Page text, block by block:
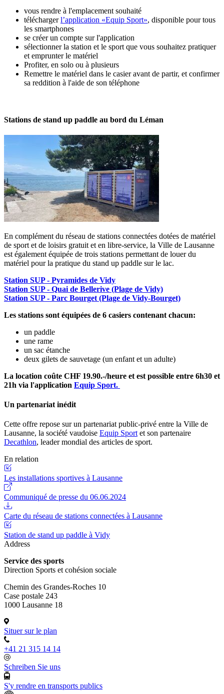
vous rendre à l'emplacement souhaité
téléchargerl’application «Equip Sport», disponible pour tous
les smartphones
se créer un compte sur l'application
sélectionner la station et le sport que vous souhaitez pratiquer
et emprunter le matériel
Profiter, en solo ou à plusieurs
Remettre le matériel dans le casier avant de partir, et confirmer
sa reddition à l'aide de son téléphone
Stations de stand up paddle au bord du Léman
En complément du réseau de stations connectées dotées de matériel
de sport et de loisirs gratuit et en libre-service, la Ville de Lausanne
est également équipée de trois stations permettant de louer du
matériel pour la pratique du stand up paddle sur le lac.
Station SUP - Pyramides de Vidy
Station SUP - Quai de Bellerive (Plage de Vidy)
Station SUP - Parc Bourget (Plage de Vidy-Bourget)
Les stations sont équipées de 6 casiers contenant chacun:
un paddle
une rame
un sac étanche
deux gilets de sauvetage (un enfant et un adulte)
La location coûte CHF 19.90.-/heure et est possible entre 6h30 et
21h via l'application Equip Sport.
Un partenariat inédit
Cette offre repose sur un partenariat public-privé entre la Ville de
Lausanne, la société vaudoise Equip Sportet son partenaire
Decathlon, leader mondial des articles de sport.
En relation
Les installations sportives à Lausanne
Communiqué de presse du 06.06.2024
Carte du réseau de stations connectées à Lausanne
Station de stand up paddle à Vidy
Address
Service des sports
Direction Sports et cohésion sociale
Chemin des Grandes-Roches 10
Case postale 243
1000 Lausanne 18
Situer sur le plan
+41 21 315 14 14
Schreiben Sie uns
S'y rendre en transports publics